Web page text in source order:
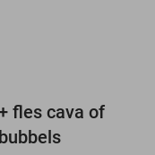
37%
fles cava of